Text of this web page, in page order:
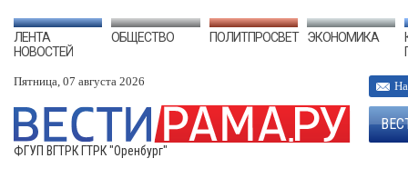
ЛЕНТА
НОВОСТЕЙ
ОБЩЕСТВО ПОЛИТПРОСВЕТ ЭКОНОМИКА
Пятница, 07 августа 2026
ФГУП ВГТРК ГТРК "Оренбург"